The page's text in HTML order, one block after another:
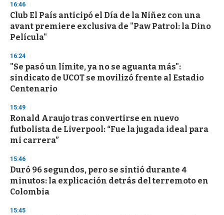
d
s
o
f
3
s
e
o
n
16:46
Club El País anticipó el Día de la Niñez con una
avant premiere exclusiva de "Paw Patrol: la Dino
Película"
16:24
"Se pasó un límite, ya no se aguanta más":
sindicato de UCOT se movilizó frente al Estadio
Centenario
15:49
Ronald Araujo tras convertirse en nuevo
futbolista de Liverpool: “Fue la jugada ideal para
mi carrera”
15:46
Duró 96 segundos, pero se sintió durante 4
minutos: la explicación detrás del terremoto en
Colombia
15:45